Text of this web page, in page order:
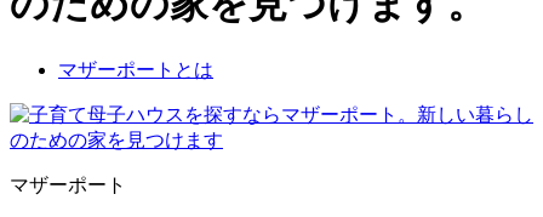
マザーポートとは
マザーポート